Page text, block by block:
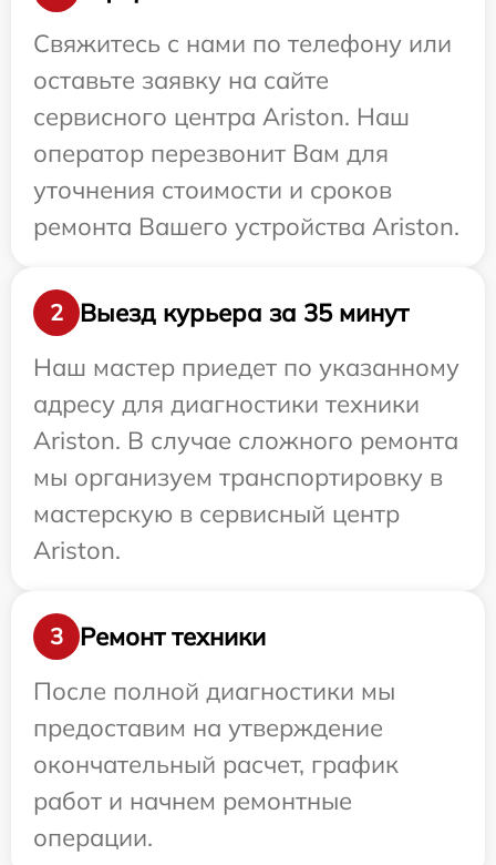
Свяжитесь с нами по телефону или
оставьте заявку на сайте
сервисного центра Ariston. Наш
оператор перезвонит Вам для
уточнения стоимости и сроков
ремонта Вашего устройства Ariston.
2
Выезд курьера за 35 минут
Наш мастер приедет по указанному
адресу для диагностики техники
Ariston. В случае сложного ремонта
мы организуем транспортировку в
мастерскую в сервисный центр
Ariston.
3
Ремонт техники
После полной диагностики мы
предоставим на утверждение
окончательный расчет, график
работ и начнем ремонтные
операции.